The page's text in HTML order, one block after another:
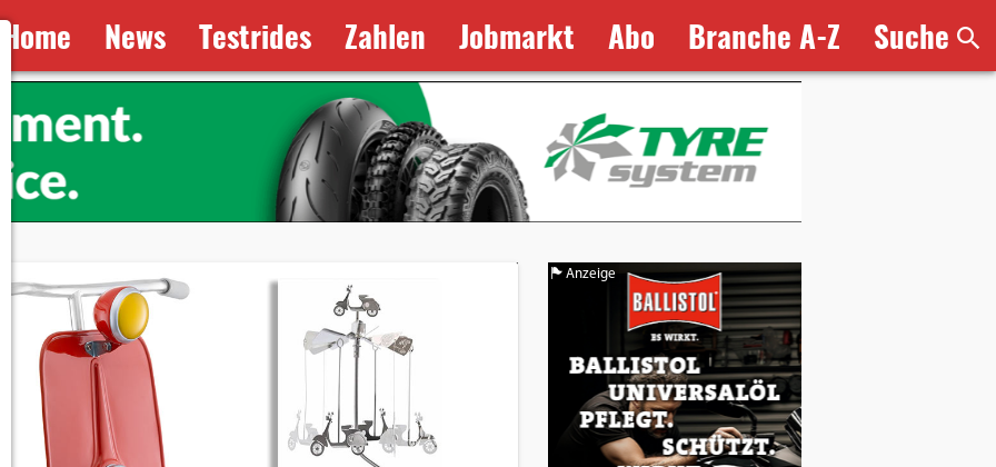
Home News Testrides Zahlen Jobmarkt Abo Branche A-Z Suche
Anzeige